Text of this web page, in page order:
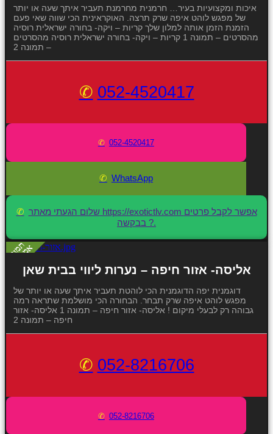
איכות ומקצועיות בעיר… חרמנית מחרמנת תעביר איתך שעה או יותר
של מפגש לוהט איפה שרק תרצה. האוקראינית הכי שווה שאי פעם
הזמנת הזמן אותה למלון שלך קריות – ויקה- בחורה ישראלית רוסיה
מהסרטים – תמונה 1 קריות – ויקה- בחורה ישראלית רוסיה מהסרטים
– תמונה 2
052-4520417
052-4520417
WhatsApp
שלום הגעתי מאתר https://exotictlv.com אפשר לקבל פרטים
בבקשה ?.
אליסה- אזור חיפה – נערות ליווי בבית שאן
דוגמנית יפה הדוגמנית הכי לוהטת תעביר איתך שעה או יותר של
מפגש לוהט איפה שרק תבחר. הבחורה הכי מושלמת שתראה רמה
גבוהה רק לבעלי מיקום ! אליסה- אזור חיפה – תמונה 1 אליסה- אזור
חיפה – תמונה 2
052-8216706
052-8216706